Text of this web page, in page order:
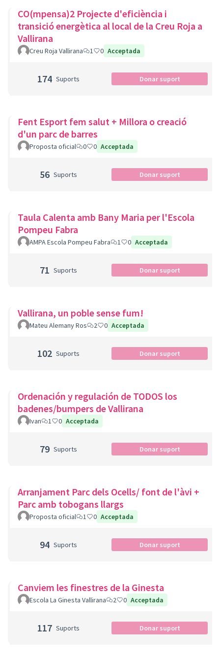
CO(mpensa)2 Projecte d'eficiència i
transició energètica al local de la Creu Roja a
Vallirana
Creu Roja Vallirana 1 0 Acceptada
174 Suports Donar suport
Fent Esport fem salut + Millora o creació
d'un parc de barres
Proposta oficial 0 0 Acceptada
56 Suports Donar suport
Taula Calenta amb Bany Maria per l'Escola
Pompeu Fabra
AMPA Escola Pompeu Fabra 1 0 Acceptada
71 Suports Donar suport
Vallirana, un poble sense fum!
Mateu Alemany Ros 2 0 Acceptada
102 Suports Donar suport
Ordenación y regulación de TODOS los
badenes/bumpers de Vallirana
Ivan 1 0 Acceptada
79 Suports Donar suport
Arranjament Parc dels Ocells/ font de l'àvi +
Parc amb tobogans llargs
Proposta oficial 1 0 Acceptada
94 Suports Donar suport
Canviem les finestres de la Ginesta
Escola La Ginesta Vallirana 2 0 Acceptada
117 Suports Donar suport